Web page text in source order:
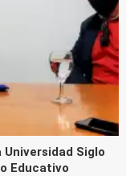
Siglo
Educativo